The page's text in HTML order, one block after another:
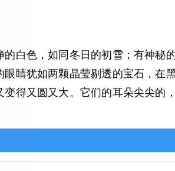
白色，如同冬日的初雪；有神秘
睛犹如两颗晶莹剔透的宝石，在
得又圆又大。它们的耳朵尖尖的
主人，总是有着自己的小世界。
于自己的时光。然而，这并不代